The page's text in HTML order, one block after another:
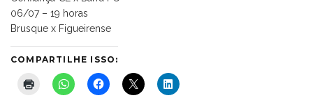
06/07 – 19 horas
Brusque x Figueirense
COMPARTILHE ISSO: